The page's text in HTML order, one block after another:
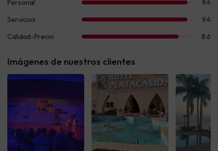
Imágenes de nuestros clientes